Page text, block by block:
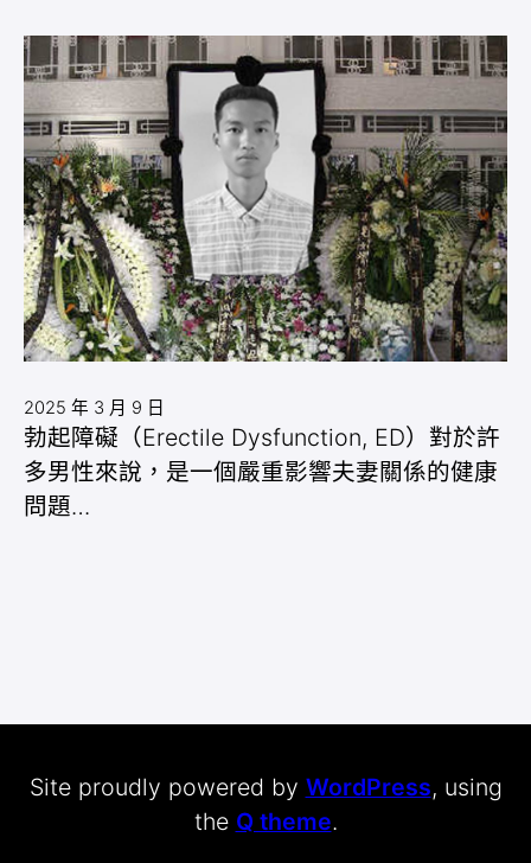
2025 年 3 月 9 日
勃起障礙（Erectile Dysfunction, ED）對於許
多男性來說，是一個嚴重影響夫妻關係的健康
問題…
Site proudly powered by WordPress, using
the Q theme.